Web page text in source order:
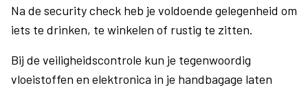
Na de security check heb je voldoende gelegenheid om
iets te drinken, te winkelen of rustig te zitten.
Bij de veiligheidscontrole kun je tegenwoordig
vloeistoffen en elektronica in je handbagage laten